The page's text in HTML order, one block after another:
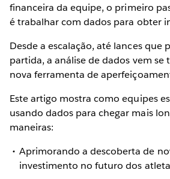
financeira da equipe, o primeiro
é trabalhar com dados para obter
Desde a escalação, até lances que
partida, a análise de dados vem se
nova ferramenta de
Este artigo mostra como equipes
usando dados para chegar mais
maneiras:
Aprimorando a descoberta de
investimento no futuro dos